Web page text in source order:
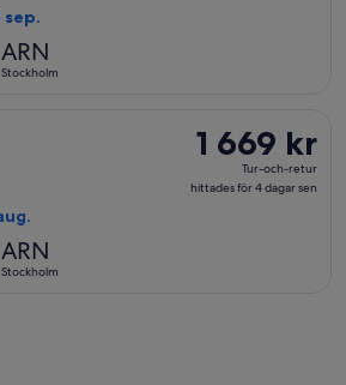
sen
sep.
ARN
Stockholm
1 669 kr
Tur-
och-
1 669 kr
Tur-och-retur
hittades för 4 dagar sen
ARN
Stockholm